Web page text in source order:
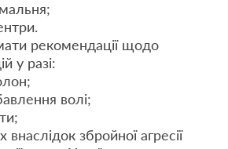
рекомендації щодо
у разі:
волі;
внаслідок збройної агресії